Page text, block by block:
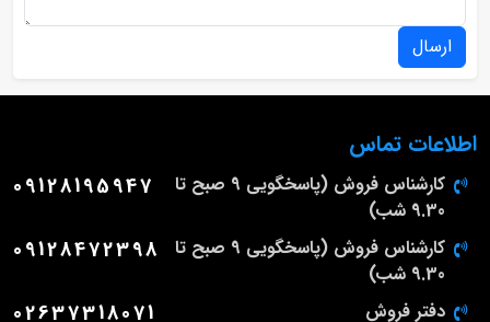
ارسال
اطلاعات تماس
کارشناس فروش (پاسخگویی 9 صبح تا
9.30 شب)
09128195947
کارشناس فروش (پاسخگویی 9 صبح تا
9.30 شب)
09128472398
دفتر فروش 02637318071